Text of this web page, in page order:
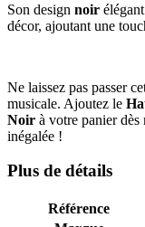
Son design noir
décor, ajoutant une
Ne laissez pas passer
musicale. Ajoutez le
Noir à votre panier dès
inégalée !
Plus de détails
Référence